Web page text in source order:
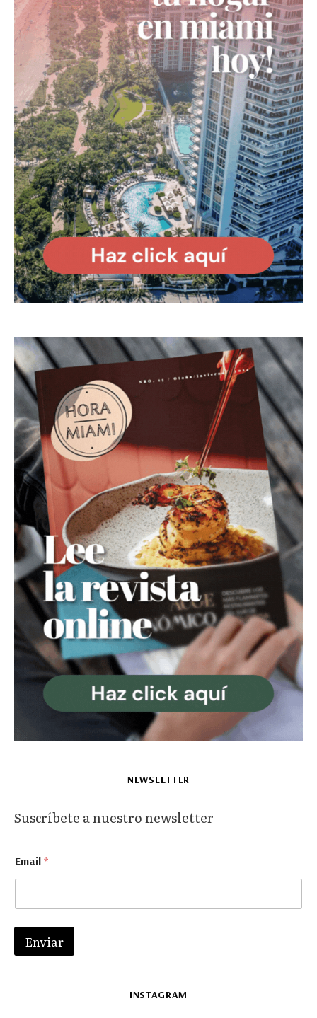
NEWSLETTER
Suscríbete a nuestro newsletter
m
a
m
i
Email *
Enviar
INSTAGRAM